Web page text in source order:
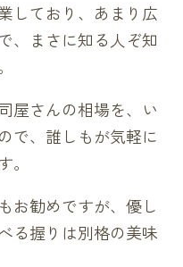
しており、あまり広
、まさに知る人ぞ知
屋さんの相場を、い
で、誰しもが気軽に
お勧めですが、優し
る握りは別格の美味